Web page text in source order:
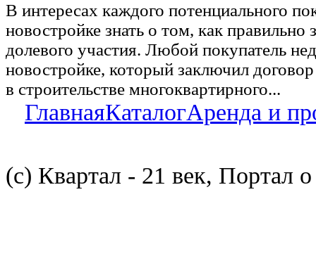
В интересах каждого потенциального
новостройке знать о том, как правильно
долевого участия. Любой покупатель
новостройке, который заключил
в строительстве многоквартирного...
ГлавнаяКаталогАренда и
(с) Квартал - 21 век, Портал